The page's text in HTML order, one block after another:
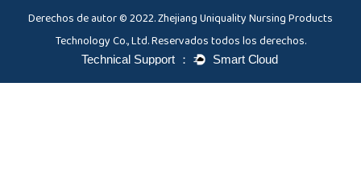
Derechos de autor © 2022. Zhejiang Uniquality Nursing Products
Technology Co., Ltd. Reservados todos los derechos.